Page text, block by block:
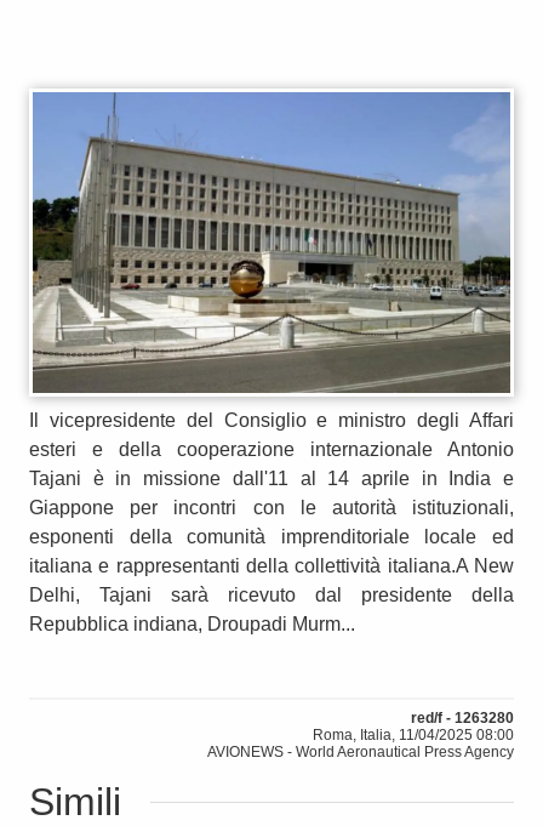
Il vicepresidente del Consiglio e ministro degli Affari
esteri e della cooperazione internazionale Antonio
Tajani è in missione dall'11 al 14 aprile in India e
Giappone per incontri con le autorità istituzionali,
esponenti della comunità imprenditoriale locale ed
italiana e rappresentanti della collettività italiana.A New
Delhi, Tajani sarà ricevuto dal presidente della
Repubblica indiana, Droupadi Murm...
red/f - 1263280
Roma, Italia, 11/04/2025 08:00
AVIONEWS - World Aeronautical Press Agency
Simili